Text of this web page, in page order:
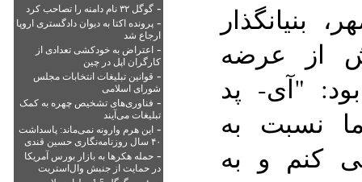
- گوگل ۳۲ نام دامنه را تصاحب کرد
- پرونده اکتا به دیوان دادگستری اروپا
ارجاع شد
- اعتراض به خودکشی تعدادی از
کارگران اپل در چین
- قوانین تبلیغات انتخابات مجلس
شورای اسلامی
- فناوری‌های تشخیص چهره به کمک
تبلیغات می‌آیند
- این هرم وارونه نمی‌ماند: پاسداشت
۴۰ سال روزنامه‌نگاری حسین قندی
- حمله هکرها به بازار بورس آمریکا
در حمایت از جنبش وال‌استریت
بنیانگذار
از عرضه
"آی- پد
نسبت به
کنم و به